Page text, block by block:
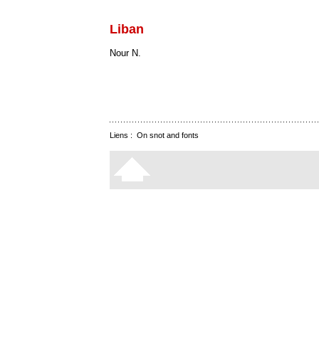
Liban
Nour N.
Liens : On snot and fonts